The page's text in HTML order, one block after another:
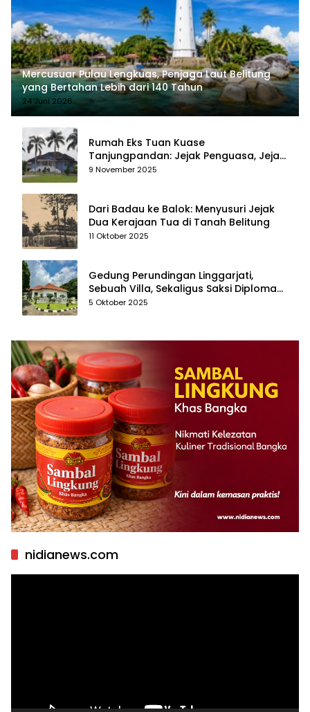
Mercusuar Pulau Lengkuas, Penjaga Laut Belitung
yang Bertahan Lebih dari 140 Tahun
24 Juni 2026
Rumah Eks Tuan Kuase
Tanjungpandan: Jejak Penguasa, Jejak
Kenangan
9 November 2025
Dari Badau ke Balok: Menyusuri Jejak
Dua Kerajaan Tua di Tanah Belitung
11 Oktober 2025
Gedung Perundingan Linggarjati,
Sebuah Villa, Sekaligus Saksi Diplomasi
yang Mengubah Arah Bangsa
5 Oktober 2025
nidianews.com